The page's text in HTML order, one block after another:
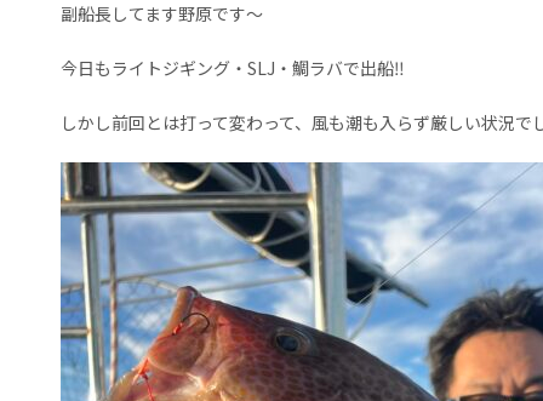
副船長してます野原です〜
今日もライトジギング・SLJ・鯛ラバで出船‼️
しかし前回とは打って変わって、風も潮も入らず厳しい状況で